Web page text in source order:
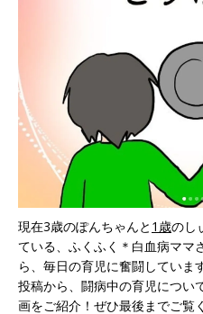
現在3歳のぽんちゃんと 1歳のし
ている、ふくふく＊白血病ママ
ら、毎日の育児に奮闘していま
投稿から、闘病中の育児につい
画をご紹介！ぜひ最後までご覧